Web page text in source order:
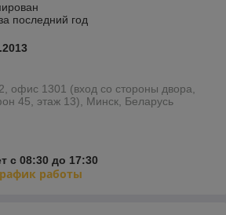
последний год
офис 1301 (вход со стороны двора,
45, этаж 13), Минск, Беларусь
с 08:30 до 17:30
работы